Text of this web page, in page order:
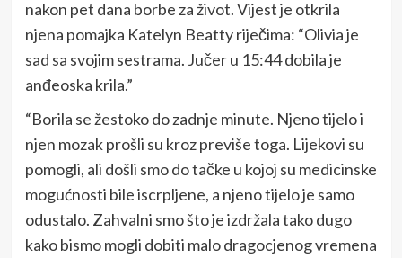
nakon pet dana borbe za život. Vijest je otkrila
njena pomajka Katelyn Beatty riječima: “Olivia je
sad sa svojim sestrama. Jučer u 15:44 dobila je
anđeoska krila.”
“Borila se žestoko do zadnje minute. Njeno tijelo i
njen mozak prošli su kroz previše toga. Lijekovi su
pomogli, ali došli smo do tačke u kojoj su medicinske
mogućnosti bile iscrpljene, a njeno tijelo je samo
odustalo. Zahvalni smo što je izdržala tako dugo
kako bismo mogli dobiti malo dragocjenog vremena